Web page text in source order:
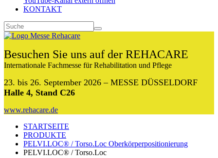
KONTAKT
Besuchen Sie uns auf der REHACARE
Internationale Fachmesse für Rehabilitation und Pflege
23. bis 26. September 2026 – MESSE DÜSSELDORF
Halle 4, Stand C26
www.rehacare.de
STARTSEITE
PRODUKTE
PELVI.LOC® / Torso.Loc Oberkörperpositionierung
PELVI.LOC® / Torso.Loc